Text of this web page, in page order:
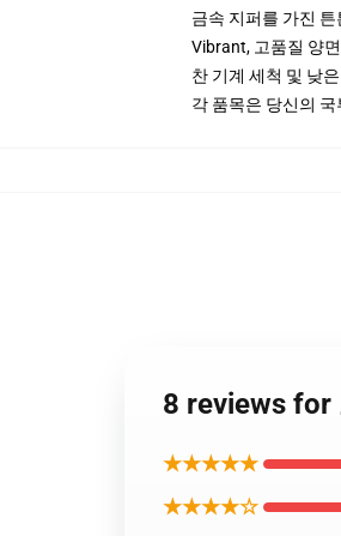
금속 지퍼를 가진
Vibrant, 고품질 양
찬 기계 세척 및 낮
각 품목은 당신의
8 reviews for
★★★★★
★★★★☆